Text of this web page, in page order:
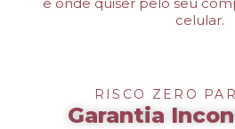
celular.
RISCO ZERO
Garantia